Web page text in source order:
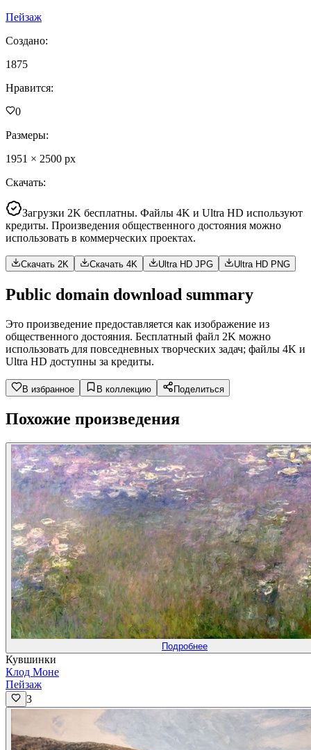
Пейзаж
Создано:
1875
Нравится:
0
Размеры:
1951 × 2500 px
Скачать:
Загрузки 2K бесплатны. Файлы 4K и Ultra HD используют
кредиты. Произведения общественного достояния можно
использовать в коммерческих проектах.
Скачать 2K Скачать 4K Ultra HD JPG Ultra HD PNG
Public domain download summary
Это произведение предоставляется как изображение из
общественного достояния. Бесплатный файл 2K можно
использовать для повседневных творческих задач; файлы 4K и
Ultra HD доступны за кредиты.
В избранное В коллекцию Поделиться
Похожие произведения
Подробнее
Кувшинки
Клод Моне
Пейзаж
3